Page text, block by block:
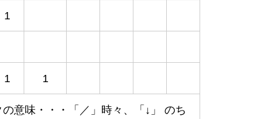
1
1 1
の意味・・・「／」時々、「↓」 のち